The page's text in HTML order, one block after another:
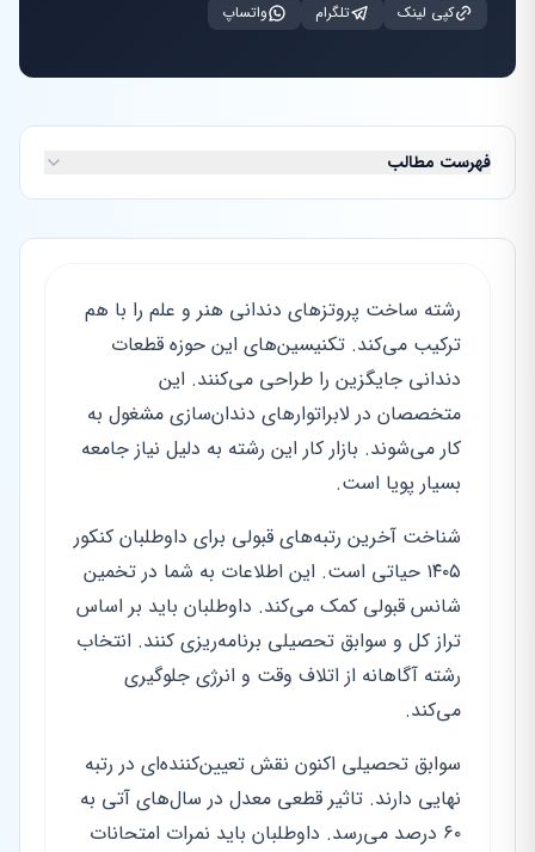
کپی لینک
تلگرام واتساپ
فهرست مطالب
رشته ساخت پروتزهای دندانی هنر و علم را با هم
ترکیب می‌کند. تکنیسین‌های این حوزه قطعات
دندانی جایگزین را طراحی می‌کنند. این
متخصصان در لابراتوارهای دندان‌سازی مشغول به
کار می‌شوند. بازار کار این رشته به دلیل نیاز جامعه
بسیار پویا است.
شناخت آخرین رتبه‌های قبولی برای داوطلبان کنکور
۱۴۰۵ حیاتی است. این اطلاعات به شما در تخمین
شانس قبولی کمک می‌کند. داوطلبان باید بر اساس
تراز کل و سوابق تحصیلی برنامه‌ریزی کنند. انتخاب
رشته آگاهانه از اتلاف وقت و انرژی جلوگیری
می‌کند.
سوابق تحصیلی اکنون نقش تعیین‌کننده‌ای در رتبه
نهایی دارند. تاثیر قطعی معدل در سال‌های آتی به
۶۰ درصد می‌رسد. داوطلبان باید نمرات امتحانات